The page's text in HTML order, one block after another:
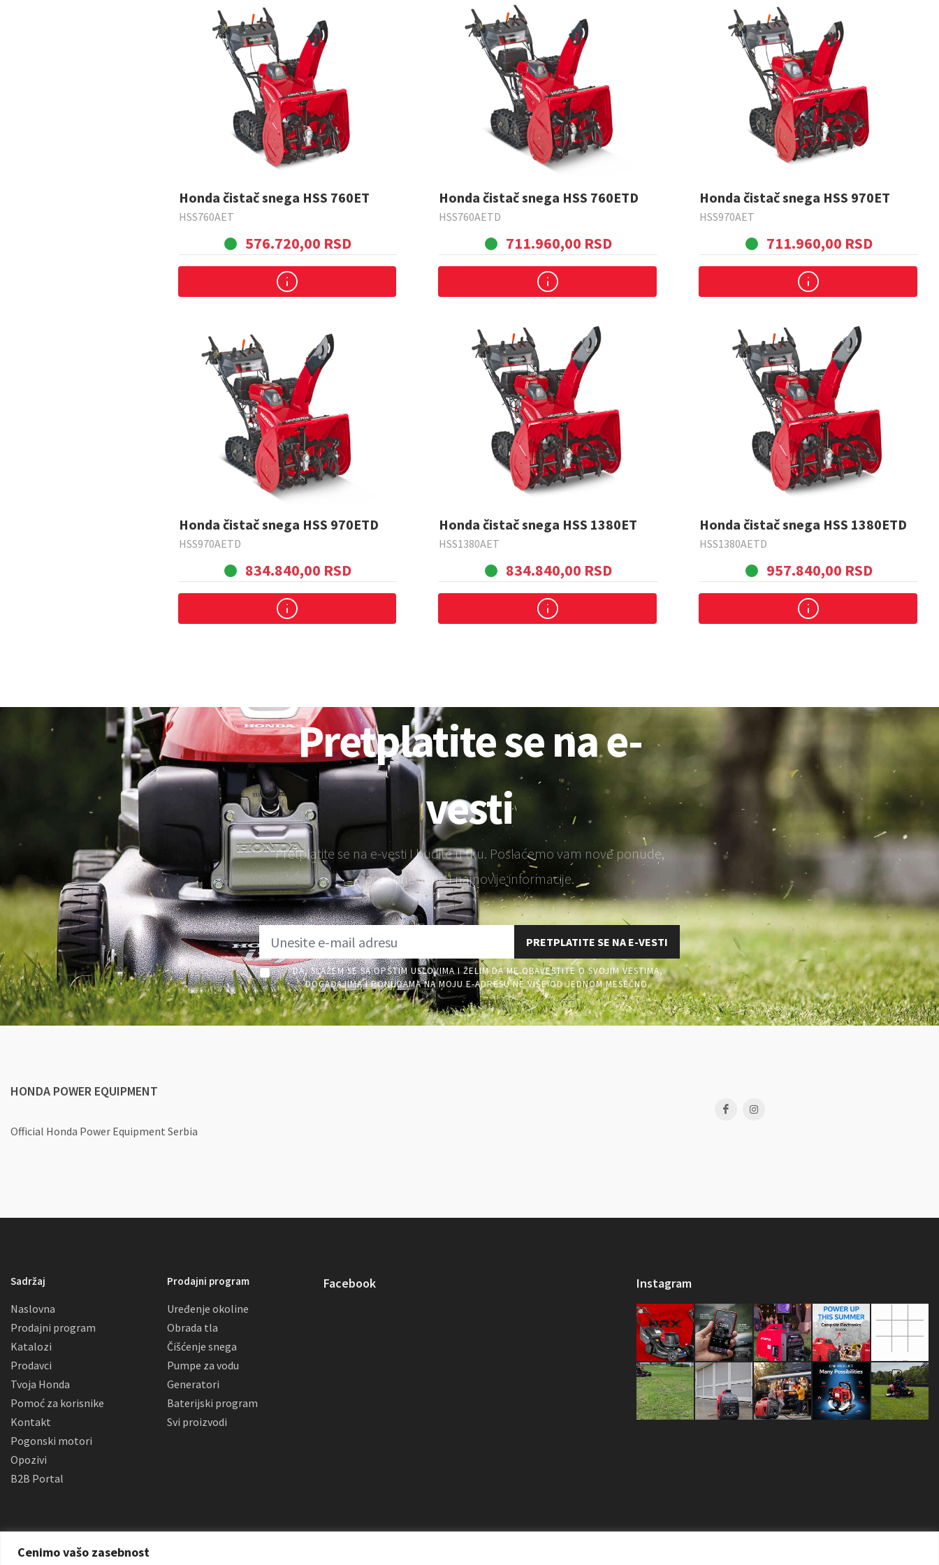
Cenimo vašo zasebnost
Honda čistač snega HSS 760ET
HSS760AET
576.720,00 RSD
Honda čistač snega HSS 760ETD
HSS760AETD
711.960,00 RSD
Honda čistač snega HSS 970ET
HSS970AET
711.960,00 RSD
Honda čistač snega HSS 970ETD
HSS970AETD
834.840,00 RSD
Honda čistač snega HSS 1380ET
HSS1380AET
834.840,00 RSD
Honda čistač snega HSS 1380ETD
HSS1380AETD
957.840,00 RSD
Pretplatite se na e-
vesti
Pretplatite se na e-vesti I budite u tku. Poslaćemo vam nove ponude,
posebne cene I najnovije informacije.
PRETPLATITE SE NA E-VESTI
DA, SLAŽEM SE SA OPŠTIM USLOVIMA I ŽELIM DA ME OBAVESTITE O SVOJIM VESTIMA,
DOGAĐAJIMA I PONUDAMA NA MOJU E-ADRESU NE VIŠE OD JEDNOM MESEČNO.
HONDA POWER EQUIPMENT
Official Honda Power Equipment Serbia
Sadržaj
Naslovna
Prodajni program
Katalozi
Prodavci
Tvoja Honda
Pomoć za korisnike
Kontakt
Pogonski motori
Opozivi
B2B Portal
Prodajni program
Uređenje okoline
Obrada tla
Čišćenje snega
Pumpe za vodu
Generatori
Baterijski program
Svi proizvodi
Facebook Instagram